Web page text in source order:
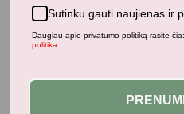
Panašūs
Sutinku gauti naujienas ir
Daugiau apie privatumo politiką rasite čia:
politika